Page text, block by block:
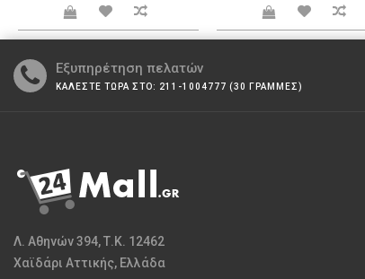
Εξυπηρέτηση πελατών
ΚΑΛΕΣΤΕ ΤΩΡΑ ΣΤΟ: 211-1004777 (30 ΓΡΑΜΜΕΣ)
Λ. Αθηνών 394, Τ.Κ. 12462
Χαϊδάρι Αττικής, Ελλάδα